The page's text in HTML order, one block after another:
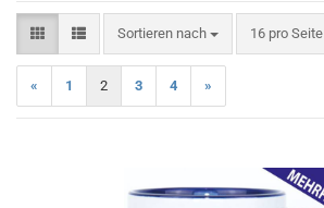
Sortieren nach
Sortieren nach 16 pro Seite
pro Seite
« 1 2 3 4 »